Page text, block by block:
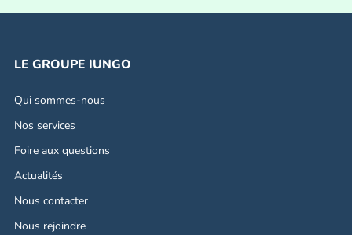
LE GROUPE IUNGO
Qui sommes-nous
Nos services
Foire aux questions
Actualités
Nous contacter
Nous rejoindre